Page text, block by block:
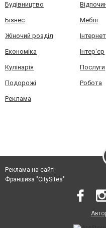
Будівництво
Бізнес Меблі
Жіночий розділ Інтернет
Економіка Інтер'єр
Кулінарія Послуги
Подорожі Робота
Реклама
Реклама на сайті
Франшиза "CitySites"